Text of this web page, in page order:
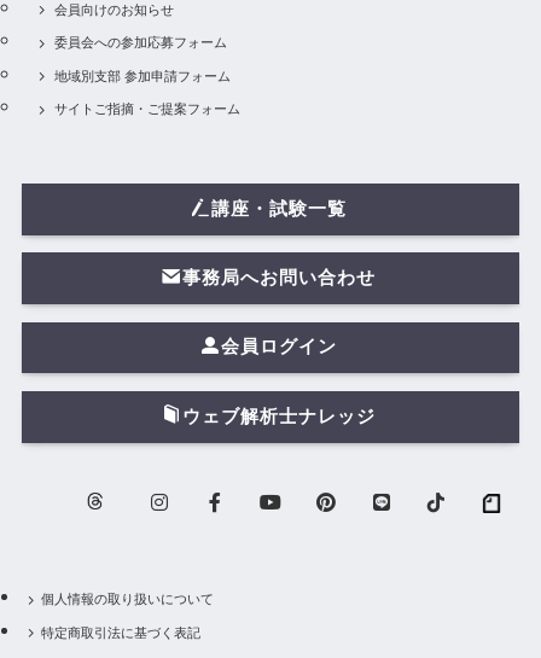
会員向けのお知らせ
委員会への参加応募フォーム
地域別支部 参加申請フォーム
サイトご指摘・ご提案フォーム
講座・試験一覧
事務局へお問い合わせ
会員ログイン
ウェブ解析士ナレッジ
個人情報の取り扱いについて
特定商取引法に基づく表記